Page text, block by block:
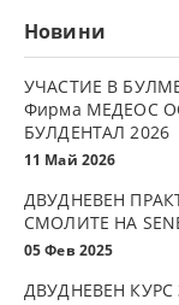
Новини
УЧАСТИЕ В
Фирма МЕДЕОС
БУЛДЕНТАЛ 2026
11 Май 2026
ДВУДНЕВЕН
СМОЛИТЕ НА
05 Фев 2025
ДВУДНЕВЕН КУРС